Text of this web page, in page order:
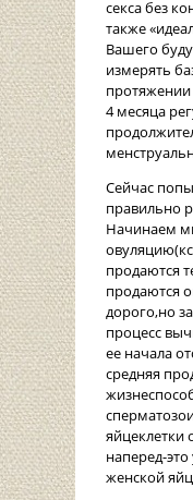
секса без
также
Вашего
измерять
протяжении
4 месяца
Сейчас
правильно
Начинаем
продаются
продаются
дорого,но
процесс
ее начала
средняя
яйцеклетки
наперед-
женской